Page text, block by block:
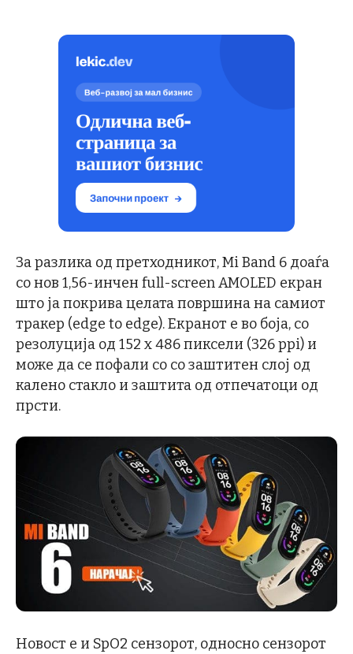
За разлика од претходникот, Mi Band 6 доаѓа
со нов 1,56-инчен full-screen AMOLED екран
што ја покрива целата површина на самиот
тракер (edge to edge). Екранот е во боја, со
резолуција од 152 x 486 пиксели (326 ppi) и
може да се пофали со со заштитен слој од
калено стакло и заштита од отпечатоци од
прсти.
Новост е и SpO2 сензорот, односно сензорот